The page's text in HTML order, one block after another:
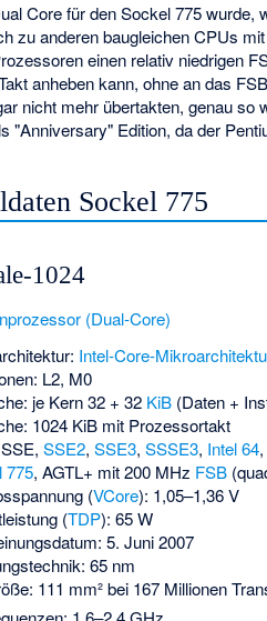
Core für den Sockel 775
zu anderen baugleichen CPUs
einen relativ niedrigen
anheben kann, ohne an das
nicht mehr übertakten, genau
"Anniversary" Edition, da der
Sockel 775
1024
(Dual-Core)
Intel-Core-
L2, M0
je Kern 32 + 32 KiB(Daten +
1024 KiB mit Prozessortakt
SSE, SSE2, SSE3, SSSE3, Intel 64,
775, AGTL+ mit 200 MHz FSB
(VCore): 1,05–1,36 V
(TDP): 65 W
5. Juni 2007
65 nm
111 mm² bei 167 Millionen